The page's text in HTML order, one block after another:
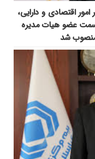
اقتصادی و دارایی،
عضو هیات مدیره
شد